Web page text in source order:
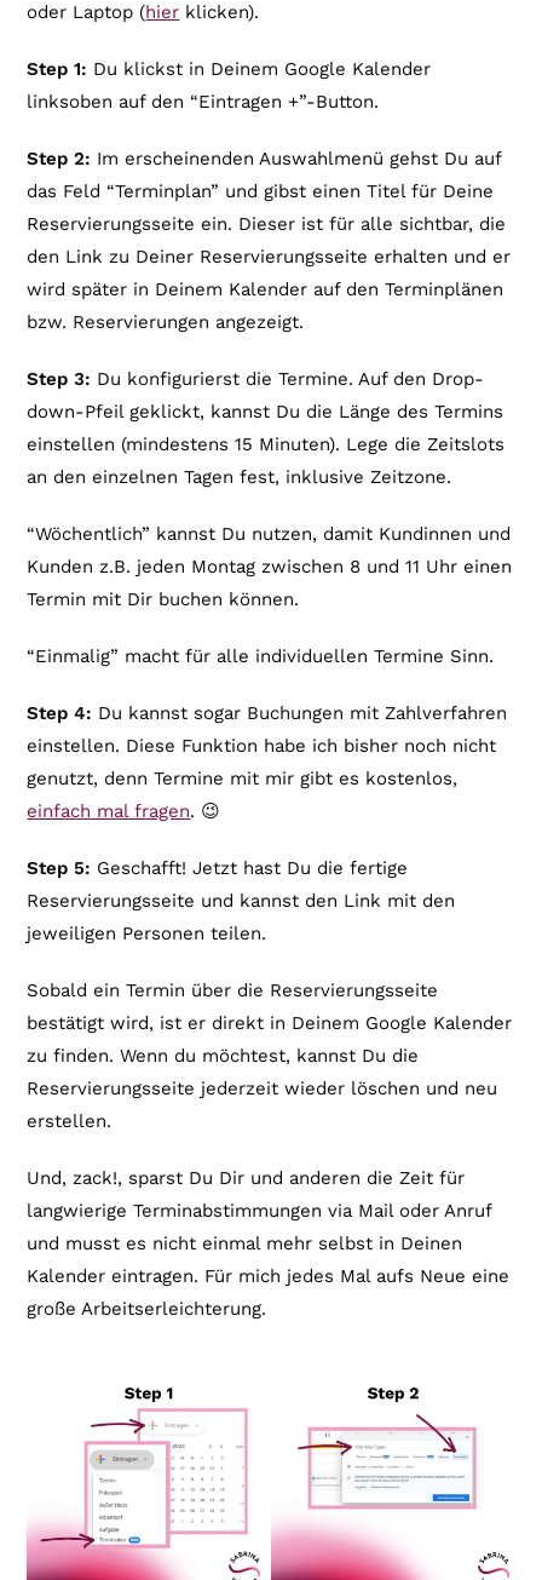
oder Laptop (hier klicken).
Step 1: Du klickst in Deinem Google Kalender
linksoben auf den “Eintragen +”-Button.
Step 2: Im erscheinenden Auswahlmenü gehst Du auf
das Feld “Terminplan” und gibst einen Titel für Deine
Reservierungsseite ein. Dieser ist für alle sichtbar, die
den Link zu Deiner Reservierungsseite erhalten und er
wird später in Deinem Kalender auf den Terminplänen
bzw. Reservierungen angezeigt.
Step 3: Du konfigurierst die Termine. Auf den Drop-
down-Pfeil geklickt, kannst Du die Länge des Termins
einstellen (mindestens 15 Minuten). Lege die Zeitslots
an den einzelnen Tagen fest, inklusive Zeitzone.
“Wöchentlich” kannst Du nutzen, damit Kundinnen und
Kunden z.B. jeden Montag zwischen 8 und 11 Uhr einen
Termin mit Dir buchen können.
“Einmalig” macht für alle individuellen Termine Sinn.
Step 4: Du kannst sogar Buchungen mit Zahlverfahren
einstellen. Diese Funktion habe ich bisher noch nicht
genutzt, denn Termine mit mir gibt es kostenlos,
einfach mal fragen. 😉
Step 5: Geschafft! Jetzt hast Du die fertige
Reservierungsseite und kannst den Link mit den
jeweiligen Personen teilen.
Sobald ein Termin über die Reservierungsseite
bestätigt wird, ist er direkt in Deinem Google Kalender
zu finden. Wenn du möchtest, kannst Du die
Reservierungsseite jederzeit wieder löschen und neu
erstellen.
Und, zack!, sparst Du Dir und anderen die Zeit für
langwierige Terminabstimmungen via Mail oder Anruf
und musst es nicht einmal mehr selbst in Deinen
Kalender eintragen. Für mich jedes Mal aufs Neue eine
große Arbeitserleichterung.